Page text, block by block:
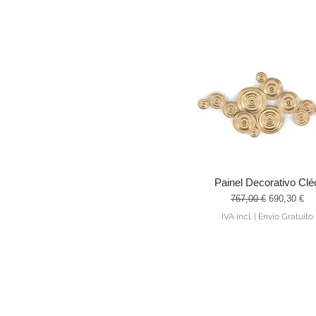
Visualização rápida
Painel Decorativo
Preço normal
767,00 € Preço
690,30 €
IVA incl.| Envio Gratuito